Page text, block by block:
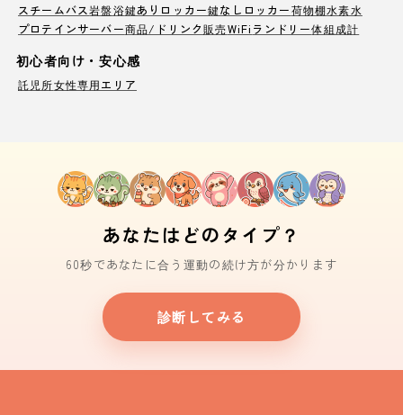
スチームバス岩盤浴鍵ありロッカー鍵なしロッカー荷物棚水素水
プロテインサーバー商品/ドリンク販売WiFi ランドリー体組成計
初心者向け・安心感
託児所女性専用エリア
あなたはどのタイプ？
60秒であなたに合う運動の続け方が分かります
診断してみる